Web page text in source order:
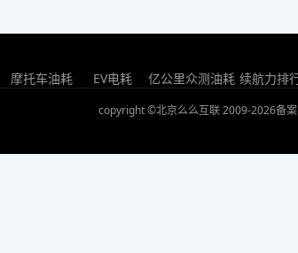
摩托车油耗 EV电耗 亿公里众测油耗 续航力排
copyright ©北京么么互联 2009-2026备